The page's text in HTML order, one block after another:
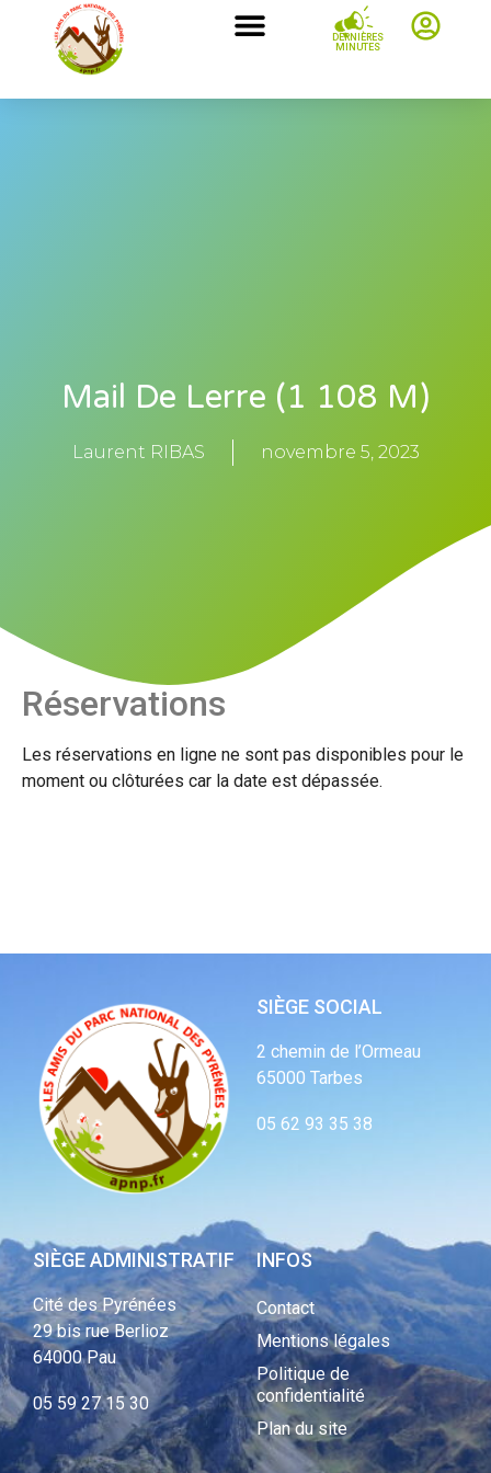
DERNIÈRES
MINUTES
Mail De Lerre (1 108 M)
Laurent RIBAS novembre 5, 2023
Réservations
Les réservations en ligne ne sont pas disponibles pour le
moment ou clôturées car la date est dépassée.
SIÈGE SOCIAL
2 chemin de l’Ormeau
65000 Tarbes
05 62 93 35 38
SIÈGE ADMINISTRATIF
Cité des Pyrénées
29 bis rue Berlioz
64000 Pau
05 59 27 15 30
INFOS
Contact
Mentions légales
Politique de
confidentialité
Plan du site